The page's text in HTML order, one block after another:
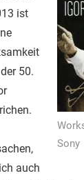
Sony
ist
50.
auch